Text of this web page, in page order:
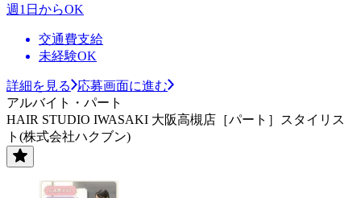
週1日からOK
交通費支給
未経験OK
詳細を見る
応募画面に進む
アルバイト・パート
HAIR STUDIO IWASAKI 大阪高槻店［パート］スタイリス
ト(株式会社ハクブン)